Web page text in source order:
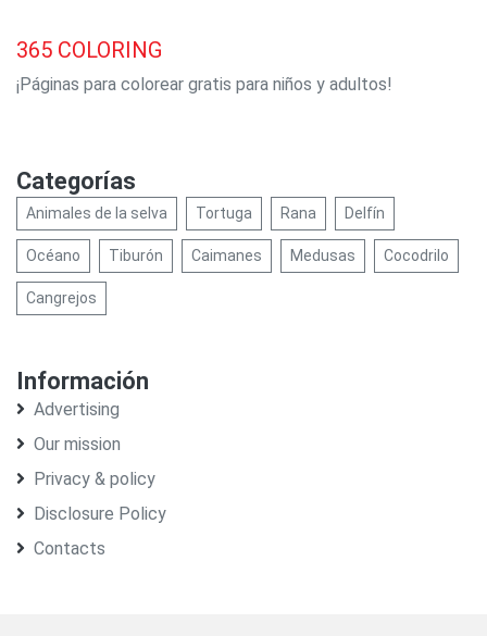
365 COLORING
¡Páginas para colorear gratis para niños y adultos!
Categorías
Animales de la selva Tortuga Rana Delfín
Océano Tiburón Caimanes Medusas Cocodrilo
Cangrejos
Información
Advertising
Our mission
Privacy & policy
Disclosure Policy
Contacts